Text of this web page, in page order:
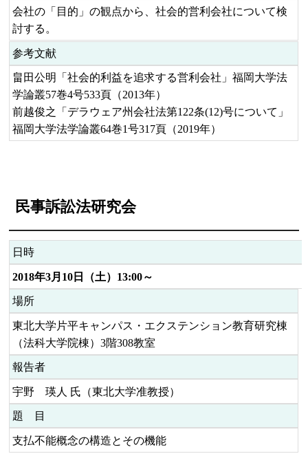
会社の「目的」の観点から、社会的営利会社について検
討する。
参考文献
畠田公明「社会的利益を追求する営利会社」福岡大学法
学論叢57巻4号533頁（2013年）
前越俊之「デラウェア州会社法第122条(12)号について」
福岡大学法学論叢64巻1号317頁（2019年）
民事訴訟法研究会
日時
2018年3月10日（土）13:00～
場所
東北大学片平キャンパス・エクステンション教育研究棟
（法科大学院棟）3階308教室
報告者
宇野 瑛人 氏（東北大学准教授）
題 目
支払不能概念の構造とその機能